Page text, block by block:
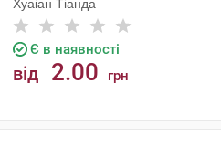
Хуаіан Тіанда
Є в наявності
від 2.00 грн